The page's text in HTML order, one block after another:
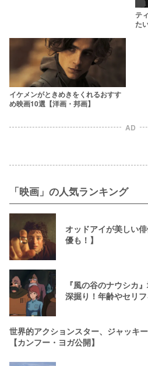
テ
た
イケメンがときめきをくれるおすす
め映画10選【洋画・邦画】
AD
「映画」の人気ランキング
オッドアイが美しい
優も！】
『風の谷のナウシカ
深掘り！年齢やセリ
世界的アクションスター、ジャッキ
【カンフー・ヨガ公開】